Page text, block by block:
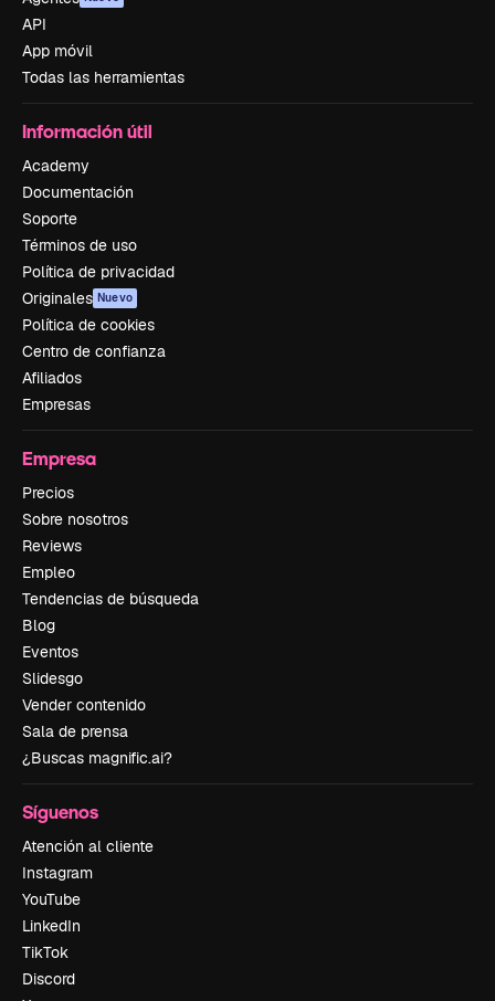
API
App móvil
Todas las herramientas
Información útil
Academy
Documentación
Soporte
Términos de uso
Política de privacidad
Originales Nuevo
Política de cookies
Centro de confianza
Afiliados
Empresas
Empresa
Precios
Sobre nosotros
Reviews
Empleo
Tendencias de búsqueda
Blog
Eventos
Slidesgo
Vender contenido
Sala de prensa
¿Buscas magnific.ai?
Síguenos
Atención al cliente
Instagram
YouTube
LinkedIn
TikTok
Discord